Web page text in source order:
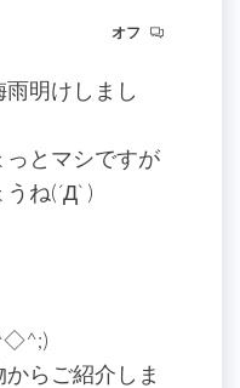
オフ
明けしまし
とマシですが
うね(´Д` )
らご紹介しま